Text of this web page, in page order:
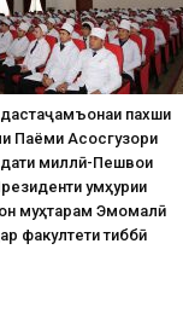
пахши
Паёми Асосгузори
миллӣ-Пешвои
Ҷумҳурии
муҳтарам Эмомалӣ
факултети тиббӣ